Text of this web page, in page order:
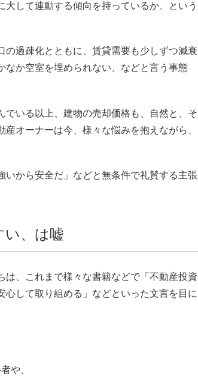
して連動する傾向を持っているか、という
過疎化とともに、賃貸需要も少しずつ減衰
なか空室を埋められない、などと言う事態
いる以上、建物の売却価格も、自然と、そ
オーナーは今、様々な悩みを抱えながら、
いから安全だ」などと無条件で礼賛する主張
い、は嘘
、これまで様々な書籍などで「不動産投資
して取り組める」などといった文言を目に
や、